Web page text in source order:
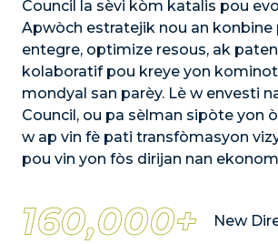
Council la sèvi kòm katalis pou
Apwòch estratejik nou an konbine
entegre, optimize resous, ak
kolaboratif pou kreye yon
mondyal san parèy. Lè w envesti
Council, ou pa sèlman sipòte yon
w ap vin fè pati transfòmasyon
pou vin yon fòs dirijan nan
160,000+ New